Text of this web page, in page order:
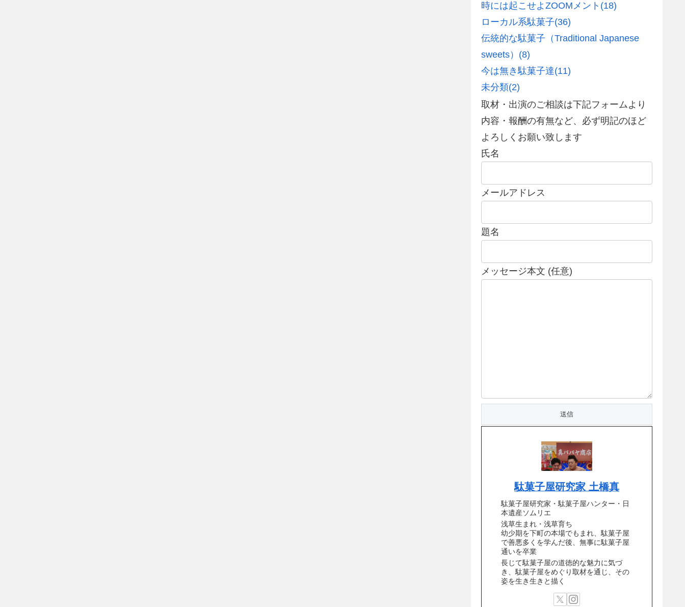
時には起こせよZOOMメント (18)
ローカル系駄菓子(36)
伝統的な駄菓子（Traditional Japanese
sweets） (8)
今は無き駄菓子達(11)
未分類(2)
取材・出演のご相談は下記フォームより
内容・報酬の有無など、必ず明記のほど
よろしくお願い致します
氏名
メールアドレス
題名
メッセージ本文 (任意)
駄菓子屋研究家 土橋真
駄菓子屋研究家・駄菓子屋ハンター・日
本遺産ソムリエ
浅草生まれ・浅草育ち
幼少期を下町の本場でもまれ、駄菓子屋
で善悪多くを学んだ後、無事に駄菓子屋
通いを卒業
長じて駄菓子屋の道徳的な魅力に気づ
き、駄菓子屋をめぐり取材を通じ、その
姿を生き生きと描く